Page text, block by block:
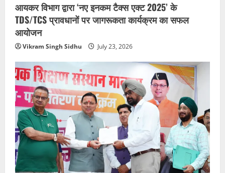
आयकर विभाग द्वारा ‘नए इनकम टैक्स एक्ट 2025’ के
TDS/TCS प्रावधानों पर जागरूकता कार्यक्रम का सफल
आयोजन
Vikram Singh Sidhu July 23, 2026